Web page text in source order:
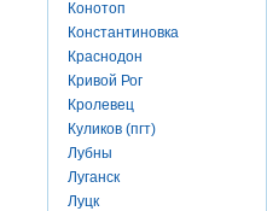
Конотоп
Константиновка
Краснодон
Кривой Рог
Кролевец
Куликов (пгт)
Лубны
Луганск
Луцк